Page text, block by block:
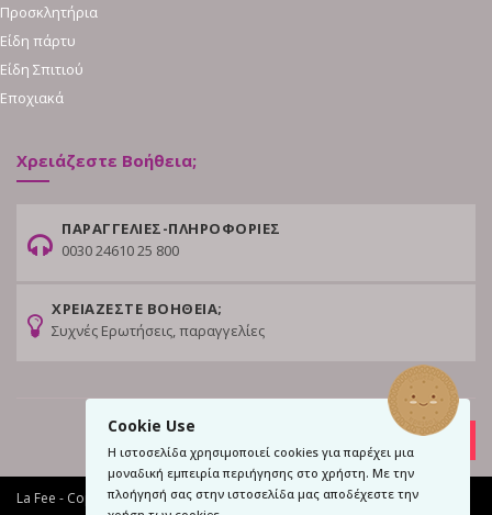
Cookie Use
Η ιστοσελίδα χρησιμοποιεί cookies για παρέχει μια
μοναδική εμπειρία περιήγησης στο χρήστη. Με την
πλοήγησή σας στην ιστοσελίδα μας αποδέχεστε την
Προσκλητήρια
Είδη πάρτυ
Είδη Σπιτιού
Εποχιακά
Χρειάζεστε Βοήθεια;
ΠΑΡΑΓΓΕΛΙΕΣ-ΠΛΗΡΟΦΟΡΙΕΣ
0030 24610 25 800
ΧΡΕΙΑΖΕΣΤΕ ΒΟΗΘΕΙΑ;
Συχνές Ερωτήσεις, παραγγελίες
La Fee - Copyright © 2017